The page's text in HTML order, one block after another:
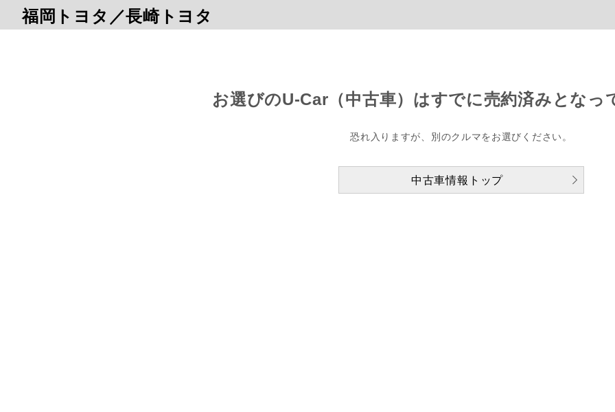
福岡トヨタ／長崎トヨタ
お選びのU-Car（中古車）はすでに売約済みとなっ
恐れ入りますが、別のクルマをお選びください。
中古車情報トップ